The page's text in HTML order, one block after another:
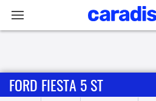
Accueil
FORD FIESTA 5 ST